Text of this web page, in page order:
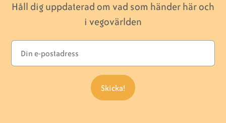
Håll dig uppdaterad om vad som händer här och
i vegovärlden